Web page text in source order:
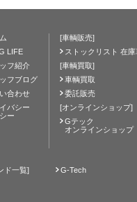
LIFE
フ紹介
フブログ
合わせ
バシー
ー
[車輌販売]
ストックリスト 在
[車輌買取]
車輌買取
委託販売
[オンラインショップ]
Gテック
オンラインショップ
ド一覧] G-Tech